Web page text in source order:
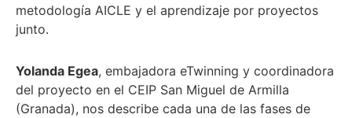
metodología AICLE y el aprendizaje por proyectos
junto.
Yolanda Egea, embajadora eTwinning y coordinadora
del proyecto en el CEIP San Miguel de Armilla
(Granada), nos describe cada una de las fases de